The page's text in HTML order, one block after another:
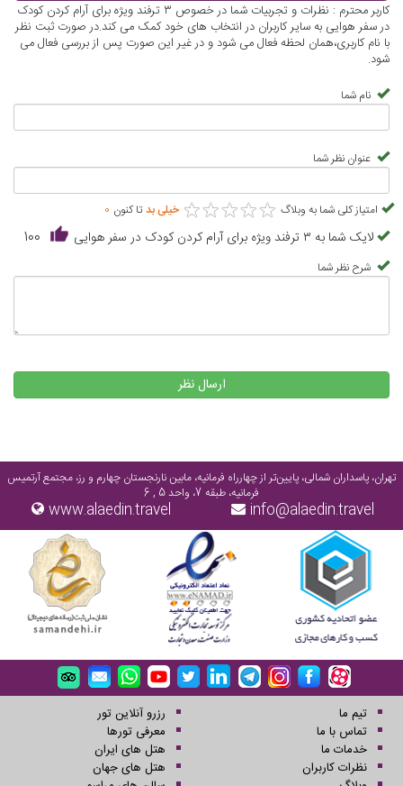
کاربر محترم : نظرات و تجربیات شما در خصوص ۳ ترفند ویژه برای آرام کردن کودک
در سفر هوایی به سایر کاربران در انتخاب های خود کمک می کند.در صورت ثبت نظر
با نام کاربری،همان لحظه فعال می شود و در غیر این صورت پس از بررسی فعال می
شود.
نام شما
عنوان نظر شما
امتیاز کلی شما به وبلاگ ★★★★★
★★★★★ خیلی بد تا کنون 0
لایک شما به ۳ ترفند ویژه برای آرام کردن کودک در سفر هوایی 100
شرح نظر شما
ارسال نظر
تهران، پاسداران شمالی، پایین‌تر از چهارراه فرمانیه، مابین نارنجستان چهارم و رز، مجتمع آرتمیس
فرمانیه، طبقه 7، واحد 5 , 6
info@alaedin.travel
www.alaedin.travel
تیم ما
تماس با ما
خدمات ما
نظرات کاربران
رزرو آنلاین تور
معرفی تورها
هتل های ایران
هتل های جهان